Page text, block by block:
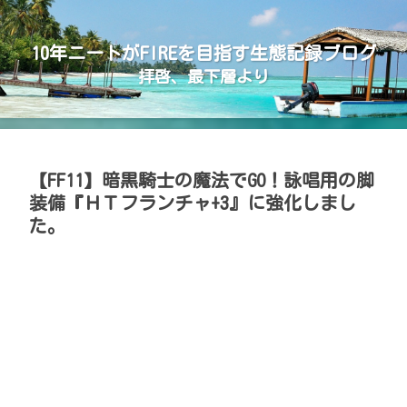
10年ニートがFIREを目指す生態記録ブログ
拝啓、最下層より
【FF11】暗黒騎士の魔法でGO！詠唱用の脚
装備『ＨＴフランチャ+3』に強化しまし
た。